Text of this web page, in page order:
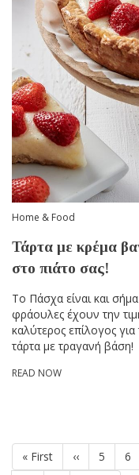
Home & Food
Τάρτα με κρέμα
στο πιάτο σας!
Το Πάσχα είναι και
φράουλες έχουν την
καλύτερος επίλογος
τάρτα με τραγανή βάση!
READ NOW
Pagination
First
page
« First
Previous
page
‹‹ Page
5 6